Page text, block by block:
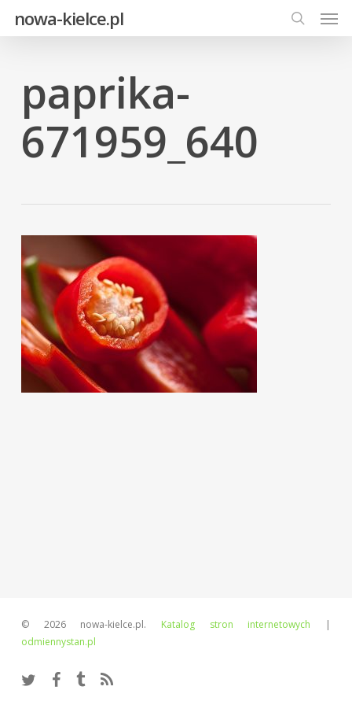
nowa-kielce.pl
search
paprika-
671959_640
© 2026 nowa-kielce.pl. Katalog stron internetowych |
odmiennystan.pl
twitter facebooktumblrRSS